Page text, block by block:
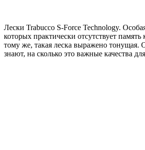
Лески Trabucco S-Force Technology.
которых практически отсутствует
тому же, такая леска выражено
знают, на сколько это важные качества